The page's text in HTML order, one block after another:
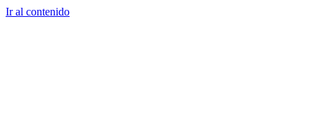
Ir al contenido